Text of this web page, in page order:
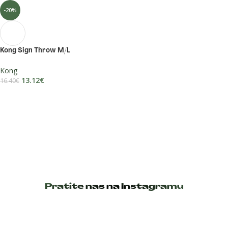
-20%
Kong Sign Throw M/L
Kong
16.40€ 13.12€
Pratite nas na Instagramu